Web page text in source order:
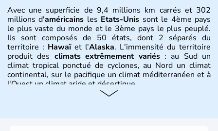
Avec une superficie de 9,4 millions km carrés et 302
millions d'américains les Etats-Unis sont le 4ème pays
le plus vaste du monde et le 3ème pays le plus peuplé.
Ils sont composés de 50 états, dont 2 séparés du
territoire : Hawaïet l'Alaska. L'immensité du territoire
produit des climats extrêmement variés: au Sud un
climat tropical ponctué de cyclones, au Nord un climat
continental, sur le pacifique un climat méditerranéen et à
l'Ouest un climat aride et désertique.